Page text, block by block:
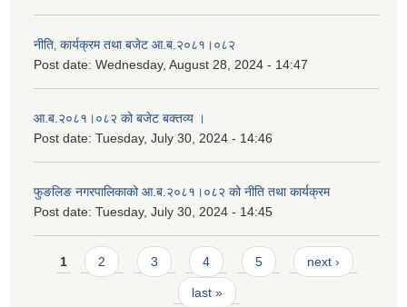
नीति‚ कार्यक्रम तथा बजेट आ.ब.२०८१।०८२
Post date: Wednesday, August 28, 2024 - 14:47
आ.ब.२०८१।०८२ को बजेट बक्तव्य ।
Post date: Tuesday, July 30, 2024 - 14:46
फुङलिङ नगरपालिकाको आ.ब.२०८१।०८२ को नीति तथा कार्यक्रम
Post date: Tuesday, July 30, 2024 - 14:45
Pages
1 2 3 4 5 next ›
last »